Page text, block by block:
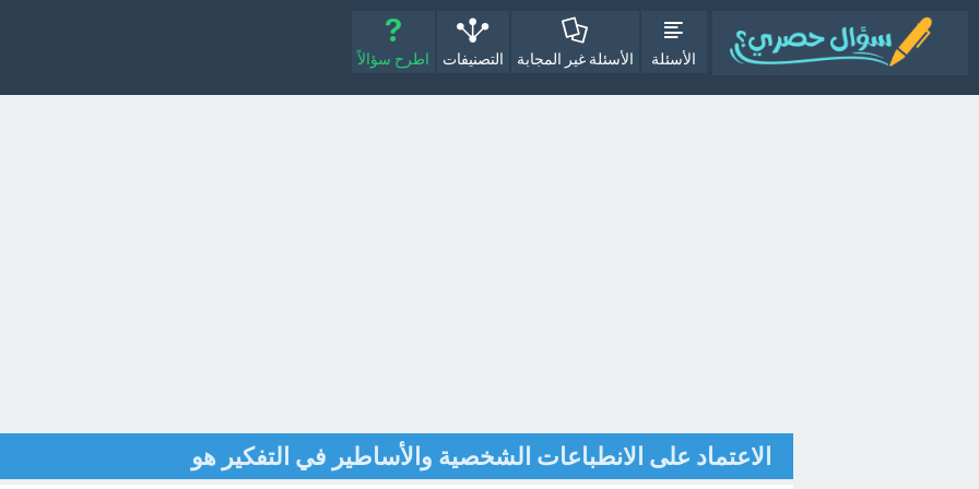
الأسئلة الأسئلة غير المجابة التصنيفات اطرح سؤالاً
الاعتماد على الانطباعات الشخصية والأساطير في التفكير هو